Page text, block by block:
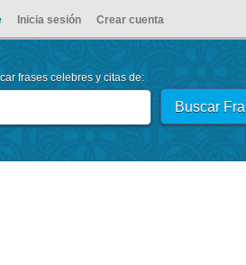
Inicia sesión Crear cuenta
frases celebres y citas de: